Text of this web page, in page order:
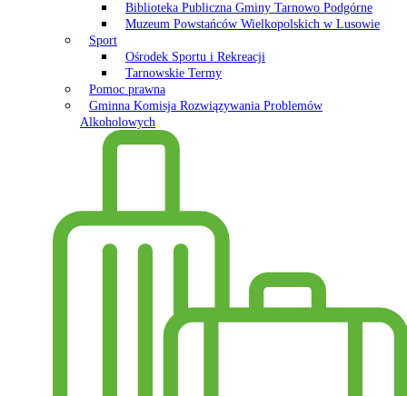
Biblioteka Publiczna Gminy Tarnowo Podgórne
Muzeum Powstańców Wielkopolskich w Lusowie
Sport
Ośrodek Sportu i Rekreacji
Tarnowskie Termy
Pomoc prawna
Gminna Komisja Rozwiązywania Problemów
Alkoholowych